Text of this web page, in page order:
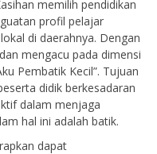
memilih pendidikan
profil pelajar
di daerahnya. Dengan
mengacu pada dimensi
Pembatik Kecil”. Tujuan
didik berkesadaran
dalam menjaga
hal ini adalah batik.
dapat